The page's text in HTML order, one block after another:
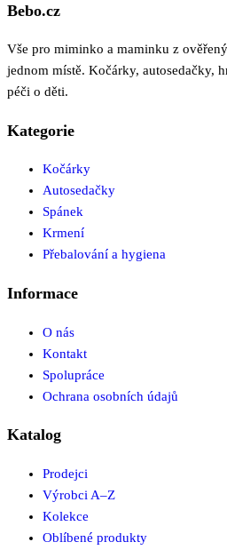
Bebo.cz
Vše pro miminko a maminku z
jednom místě. Kočárky, autosedačky,
péči o děti.
Kategorie
Kočárky
Autosedačky
Spánek
Krmení
Přebalování a hygiena
Informace
O nás
Kontakt
Spolupráce
Ochrana osobních údajů
Katalog
Prodejci
Výrobci A–Z
Kolekce
Oblíbené produkty